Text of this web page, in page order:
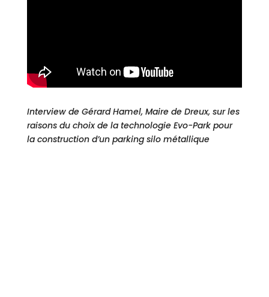
Interview de Gérard Hamel, Maire de Dreux, sur les
raisons du choix de la technologie Evo-Park pour
la construction d’un parking silo métallique